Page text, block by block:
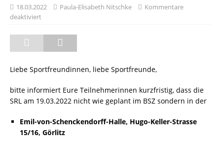
18.03.2022 Paula-Elisabeth Nitschke
Kommentare
deaktiviert
Liebe Sportfreundinnen, liebe Sportfreunde,
bitte informiert Eure Teilnehmerinnen kurzfristig, dass die
SRL am 19.03.2022 nicht wie geplant im BSZ sondern in der
Emil-von-Schenckendorff-Halle, Hugo-Keller-Strasse
15/16, Görlitz